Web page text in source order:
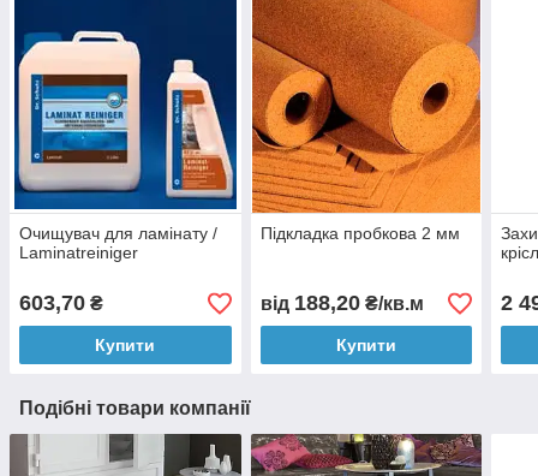
Очищувач для ламінату /
Laminatreiniger
603,70 ₴
Купити
Підкладка пробкова 2 мм
від 188,20₴/кв.м
Купити
2
Подібні товари компанії